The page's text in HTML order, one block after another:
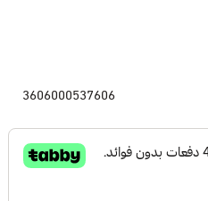
3606000537606